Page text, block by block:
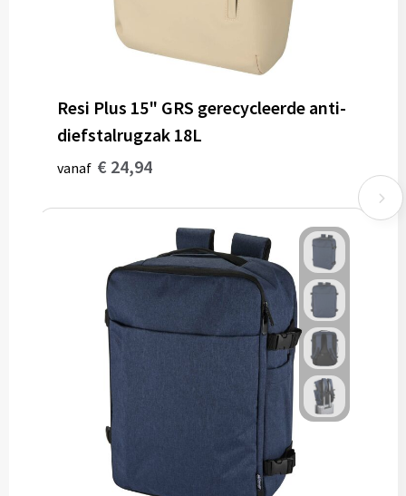
Resi Plus 15" GRS gerecycleerde anti-
diefstalrugzak 18L
vanaf € 24,94